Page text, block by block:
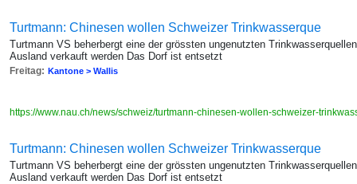
Turtmann: Chinesen wollen Schweizer Trinkwasserque
Turtmann VS beherbergt eine der grössten ungenutzten
Ausland verkauft werden Das Dorf ist entsetzt
Freitag: Kantone > Wallis
https://www.nau.ch/news/schweiz/turtmann-chinesen-wollen-schweizer-
Turtmann: Chinesen wollen Schweizer Trinkwasserque
Turtmann VS beherbergt eine der grössten ungenutzten
Ausland verkauft werden Das Dorf ist entsetzt